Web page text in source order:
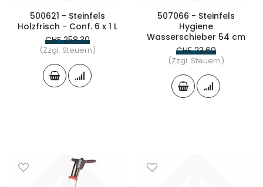
500621 - Steinfels
Holzfrisch - Conf. 6 x 1 L
CHF 258.30
(Zzgl. Steuern)
507066 - Steinfels
Hygiene
Wasserschieber 54 cm
CHF 23.60
(Zzgl. Steuern)